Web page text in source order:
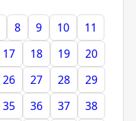
8 9 10
11
17 18 19
20
26 27 28
29
35 36 37
38